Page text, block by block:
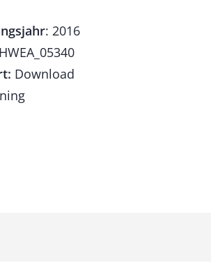
: 2016
HWEA_05340
Download